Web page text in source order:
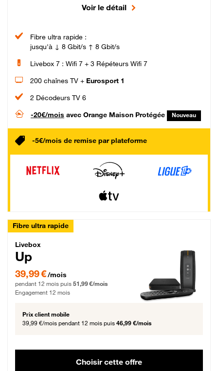
Voir le détail
Fibre ultra rapide :
jusqu'à ↓ 8 Gbit/s ↑ 8 Gbit/s
Livebox 7 : Wifi 7 + 3 Répéteurs Wifi 7
200 chaînes TV + Eurosport 1
2 Décodeurs TV 6
-20€/mois avec Orange Maison Protégée Nouveau
-5€/mois de remise par plateforme
Fibre ultra rapide
Livebox Up Fibre
Livebox
Up
39,99 € par mois pendant 12 mois puis 51,99 € par mois, Engagement 12 mois
39,99 €/mois
pendant 12 mois puis 51,99 €/mois
Engagement 12 mois
Prix client mobile
39,99 €/mois pendant 12 mois puis 46,99 €/mois
Choisir cette offre